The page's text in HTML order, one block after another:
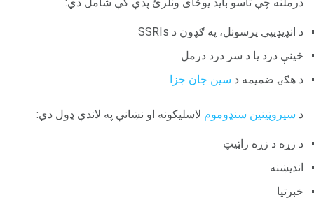
د انډیډیپي پرسونل، په ګډون د SSRIs
ځینې ​​درد یا د سر درد درمل
د هګۍ ضمیمه د سین جان جزا
د سیروټینین سنډوموم لاسلیکونه او نښانې په لاندې ډول دي:
د زړه د زړه راټیټ
اندیښنه
خبرتیا